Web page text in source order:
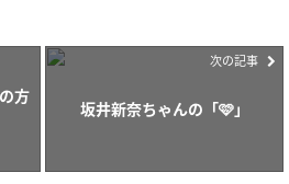
方
次の記事
坂井新奈ちゃんの「🩷」